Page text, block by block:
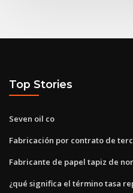
Top Stories
Seven oil co
Fabricación por contrato de
Fabricante de papel tapiz de
¿qué significa el término tasa